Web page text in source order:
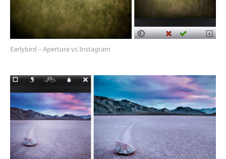
Earlybird – Aperture vs Instagram